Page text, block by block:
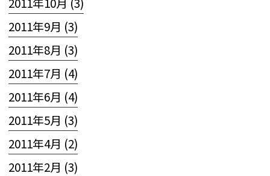
2011年9月 (3)
2011年8月 (3)
2011年7月 (4)
2011年6月 (4)
2011年5月 (3)
2011年4月 (2)
2011年2月 (3)